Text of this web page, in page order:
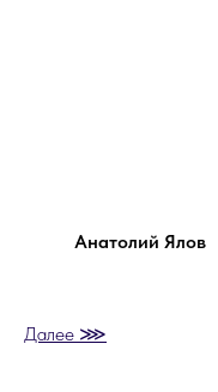
Анатолий Ялов
Далее ⋙